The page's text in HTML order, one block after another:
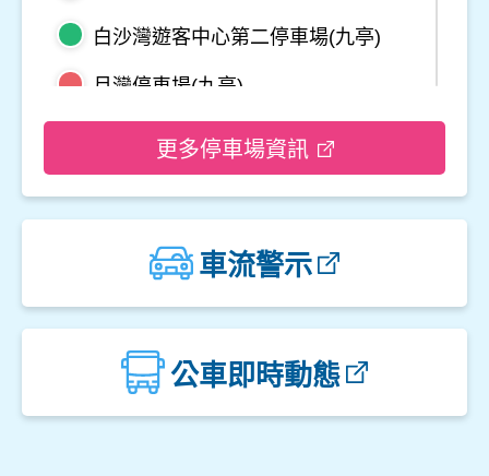
白沙灣遊客中心第二停車場(九亭)
月灣停車場(九亭)
野柳地質公園停車場
觀音山遊客中心停車場一
楓櫃斗湖停車場
中角灣停車場
更多停車場資訊
車流警示
公車即時動態